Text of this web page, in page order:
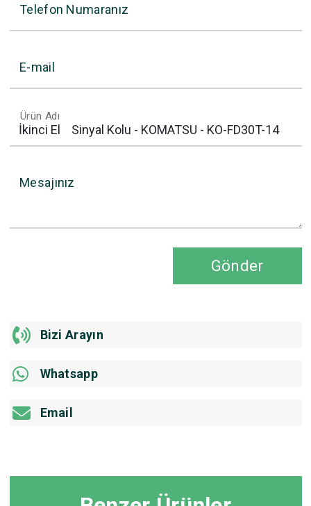
Telefon Numaranız
E-mail
Ürün Adı
Mesajınız
Gönder
Bizi Arayın
Whatsapp
Email